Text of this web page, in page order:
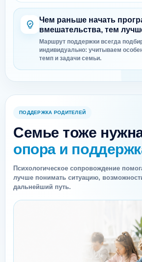
Чем раньше начать
вмешательства, тем
Маршрут поддержки всегда
индивидуально: учитываем
темп и задачи семьи.
ПОДДЕРЖКА РОДИТЕЛЕЙ
Семье тоже
опора и
Психологическое сопровождение
лучше понимать ситуацию,
дальнейший путь.